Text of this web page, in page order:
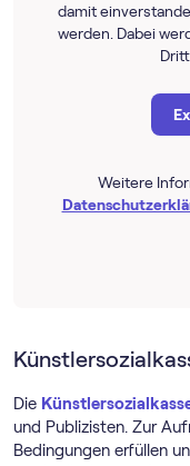
damit
werden. Dabei
Weitere
Die
und Publizisten. Zur
Bedingungen erfüllen